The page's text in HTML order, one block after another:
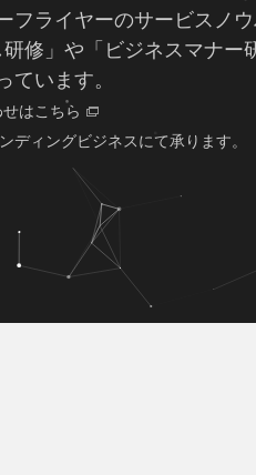
フライヤーのサービスノ
修」や「ビジネスマナー
ています。
はこちら
ディングビジネスにて承ります。